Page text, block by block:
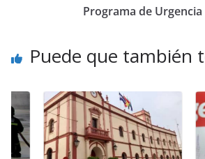
Programa de
Puede que también